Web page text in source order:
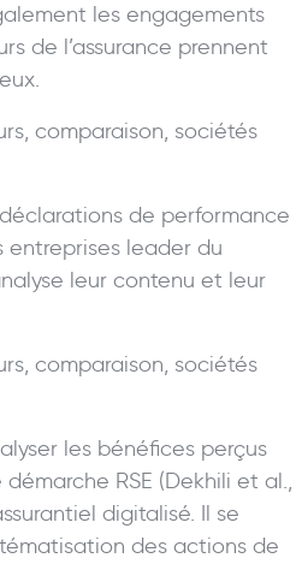
les engagements
de l’assurance prennent
comparaison, sociétés
de performance
leader du
leur contenu et leur
comparaison, sociétés
les bénéfices perçus
RSE (Dekhili et al.,
digitalisé. Il se
des actions de